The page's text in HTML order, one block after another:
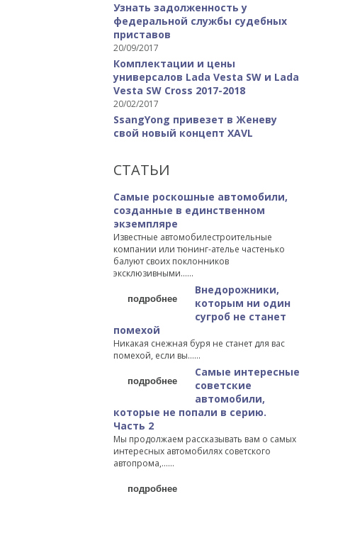
Узнать задолженность у
федеральной службы судебных
приставов
20/09/2017
Комплектации и цены
универсалов Lada Vesta SW и Lada
Vesta SW Cross 2017-2018
20/02/2017
SsangYong привезет в Женеву
свой новый концепт XAVL
СТАТЬИ
Самые роскошные автомобили,
созданные в единственном
экземпляре
Известные автомобилестроительные
компании или тюнинг-ателье частенько
балуют своих поклонников
эксклюзивными…...
подробнее
Внедорожники,
которым ни один
сугроб не станет
помехой
Никакая снежная буря не станет для вас
помехой, если вы…...
подробнее
Самые интересные
советские
автомобили,
которые не попали в серию.
Часть 2
Мы продолжаем рассказывать вам о самых
интересных автомобилях советского
автопрома,…...
подробнее